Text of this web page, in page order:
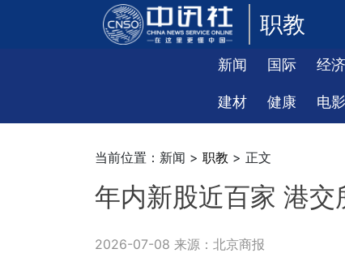
职教
新闻 国际 经济
建材 健康 电影
当前位置：新闻 > 职教 > 正文
年内新股近百家 港交
2026-07-08 来源：北京商报